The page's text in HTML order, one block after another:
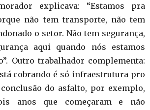
explicava: “Estamos pra
não tem transporte, não tem
o setor. Não tem segurança,
aqui quando nós estamos
Outro trabalhador complementa:
cobrando é só infraestrutura pro
do asfalto, por exemplo,
anos que começaram e não